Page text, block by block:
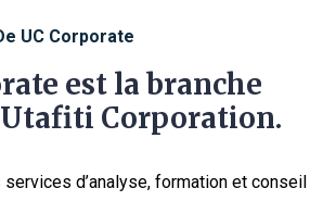
UC Corporate
est la branche
Corporation.
d’analyse, formation et conseil